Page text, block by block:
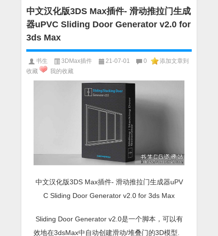
中文汉化版3DS Max插件- 滑动推拉门生成
器uPVC Sliding Door Generator v2.0 for
3ds Max
书生 3DMax插件 21-07-01 0
添加文章到
收藏
我的收藏
中文汉化版3DS Max插件- 滑动推拉门生成器uPV
C Sliding Door Generator v2.0 for 3ds Max
Sliding Door Generator v2.0是一个脚本，可以有
效地在3dsMax中自动创建滑动/堆叠门的3D模型.